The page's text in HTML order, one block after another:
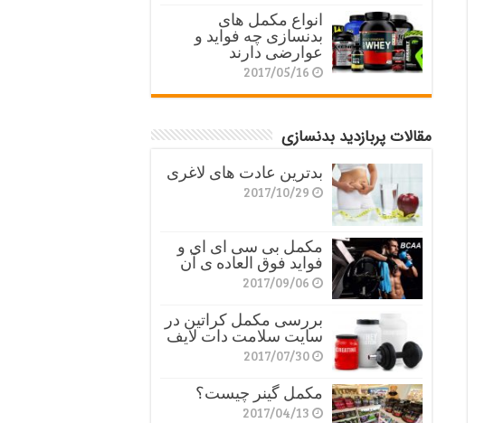
انواع مکمل های
بدنسازی چه فواید و
عوارضی دارند
2017/05/16
مقالات پربازدید بدنسازی
بدترین عادت های لاغری
2017/10/29
مکمل بی سی ای ای و
فواید فوق العاده ی آن
2017/09/06
بررسی مکمل کراتین در
سایت سلامت دات لایف
2017/07/30
مکمل گینر چیست؟
2017/04/13